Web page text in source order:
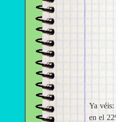
Ya véis:
en el